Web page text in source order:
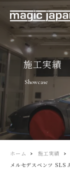
施工実績
Showcase
ホーム
施工実績
メルセデスベンツ SLS